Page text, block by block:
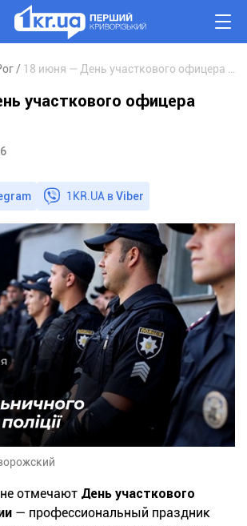
участкового офицера
1KR.UA вViber
отмечают День участкового
— профессиональный праздник